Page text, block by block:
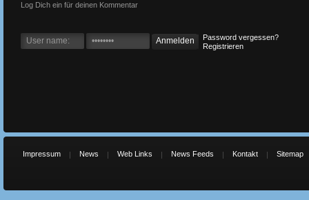
Log Dich ein für deinen Kommentar
Password vergessen?
Registrieren
Impressum News Web Links News Feeds Kontakt Sitemap